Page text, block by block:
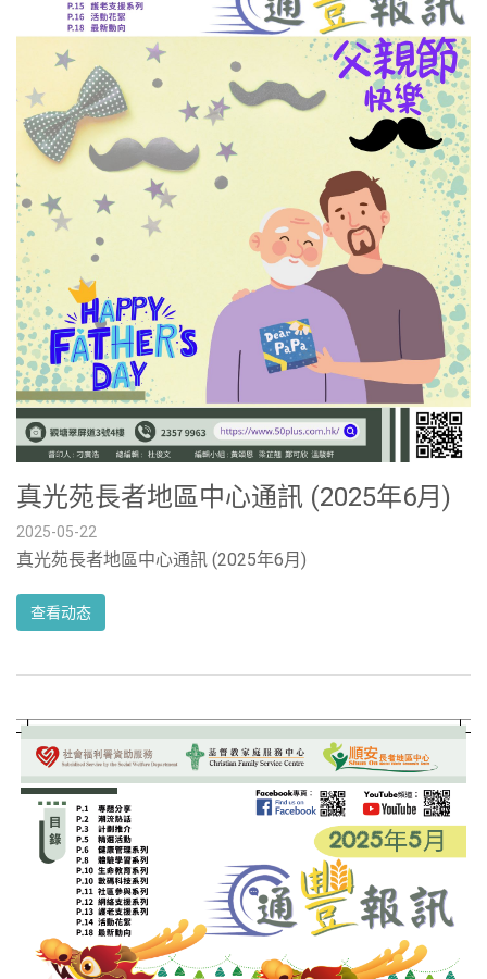
真光苑長者地區中心通訊 (2025年6月)
2025-05-22
真光苑長者地區中心通訊 (2025年6月)
查看动态